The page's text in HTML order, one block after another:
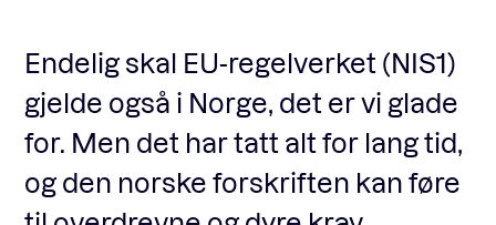
Standardavtaler
Nyheter og meninger
Endelig skal EU-regelverket (NIS1)
gjelde også i Norge, det er vi glade
for. Men det har tatt alt for lang tid,
og den norske forskriften kan føre